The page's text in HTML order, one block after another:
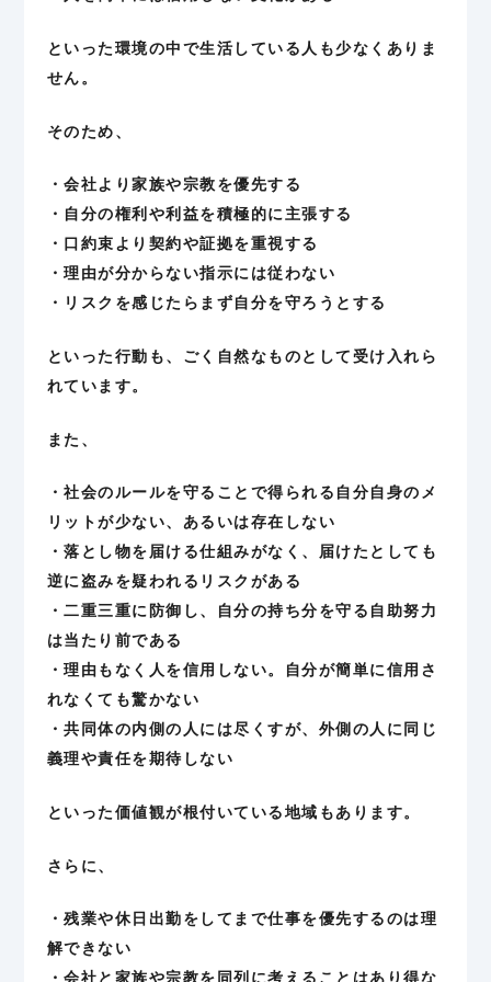
といった環境の中で生活している人も少なくありま
せん。
そのため、
・会社より家族や宗教を優先する
・自分の権利や利益を積極的に主張する
・口約束より契約や証拠を重視する
・理由が分からない指示には従わない
・リスクを感じたらまず自分を守ろうとする
といった行動も、ごく自然なものとして受け入れら
れています。
また、
・社会のルールを守ることで得られる自分自身のメ
リットが少ない、あるいは存在しない
・落とし物を届ける仕組みがなく、届けたとしても
逆に盗みを疑われるリスクがある
・二重三重に防御し、自分の持ち分を守る自助努力
は当たり前である
・理由もなく人を信用しない。自分が簡単に信用さ
れなくても驚かない
・共同体の内側の人には尽くすが、外側の人に同じ
義理や責任を期待しない
といった価値観が根付いている地域もあります。
さらに、
・残業や休日出勤をしてまで仕事を優先するのは理
解できない
・会社と家族や宗教を同列に考えることはあり得な